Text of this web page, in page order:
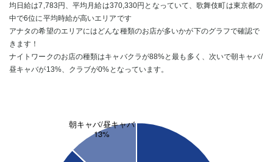
均日給は7,783円、平均月給は370,330円となっていて、歌舞伎町は東京都の
中で6位に平均時給が高いエリアです
アナタの希望のエリアにはどんな種類のお店が多いかが下のグラフで確認で
きます！
ナイトワークのお店の種類はキャバクラが88%と最も多く、次いで朝キャバ/
昼キャバが13%、クラブが0%となっています。